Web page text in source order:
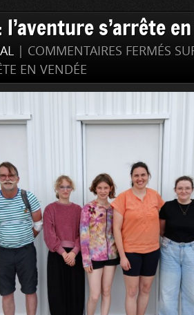
s’arrête
COMMENTAIRES FERMÉS
EN VENDÉE